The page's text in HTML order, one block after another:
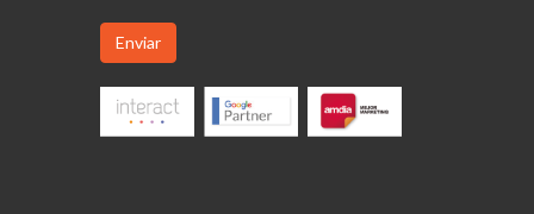
Enviar